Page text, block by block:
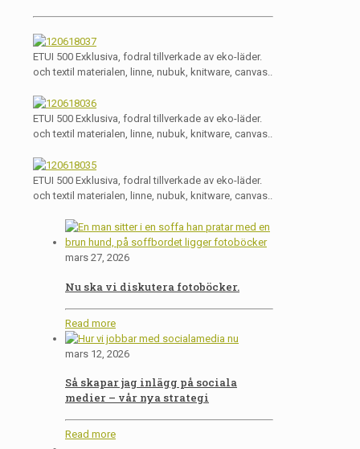
ETUI 500 Exklusiva, fodral tillverkade av eko-läder.
och textil materialen, linne, nubuk, knitware, canvas..
ETUI 500 Exklusiva, fodral tillverkade av eko-läder.
och textil materialen, linne, nubuk, knitware, canvas..
ETUI 500 Exklusiva, fodral tillverkade av eko-läder.
och textil materialen, linne, nubuk, knitware, canvas..
mars 27, 2026
Nu ska vi diskutera fotoböcker.
Read more
mars 12, 2026
Så skapar jag inlägg på sociala
medier – vår nya strategi
Read more